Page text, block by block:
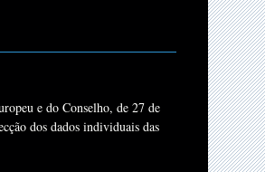
e do Conselho, de 27 de
dos dados individuais das